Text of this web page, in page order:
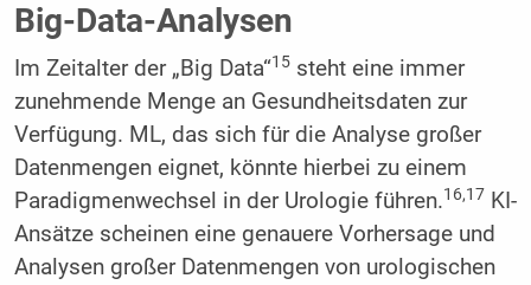
Big-Data-Analysen
Im Zeitalter der „Big Data“15steht eine immer
zunehmende Menge an Gesundheitsdaten zur
Verfügung. ML, das sich für die Analyse großer
Datenmengen eignet, könnte hierbei zu einem
Paradigmenwechsel in der Urologie führen.16,17 KI-
Ansätze scheinen eine genauere Vorhersage und
Analysen großer Datenmengen von urologischen